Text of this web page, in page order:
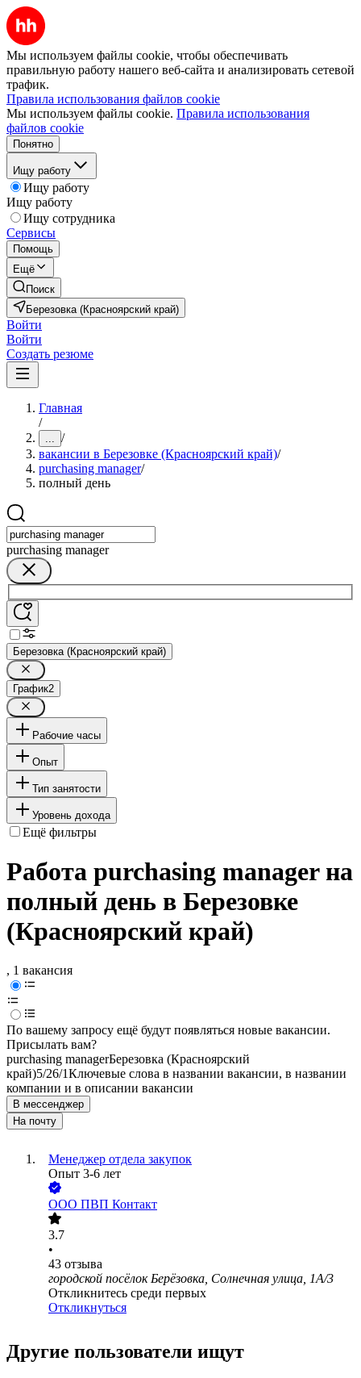
Мы используем файлы cookie, чтобы обеспечивать
правильную работу нашего веб-сайта и анализировать сетевой
трафик.
Правила использования файлов cookie
Мы используем файлы cookie. Правила использования
файлов cookie
Понятно
Ищу работу
Ищу работу
Ищу работу
Ищу сотрудника
Сервисы
Помощь
Ещё
Поиск
Березовка (Красноярский край)
Войти
Войти
Создать резюме
Главная
/
... /
вакансии в Березовке (Красноярский край)/
purchasing manager/
полный день
purchasing manager
Березовка (Красноярский край)
График2
Рабочие часы
Опыт
Тип занятости
Уровень дохода
Ещё фильтры
Работа purchasing manager на
полный день в Березовке
(Красноярский край)
, 1 вакансия
По вашему запросу ещё будут появляться новые вакансии.
Присылать вам?
purchasing managerБерезовка (Красноярский
край)5/26/1Ключевые слова в названии вакансии, в названии
компании и в описании вакансии
В мессенджер
На почту
Менеджер отдела закупок
Опыт 3-6 лет
ООО ПВП Контакт
3.7
•
43 отзыва
городской посёлок Берёзовка, Солнечная улица, 1А/3
Откликнитесь среди первых
Откликнуться
Другие пользователи ищут